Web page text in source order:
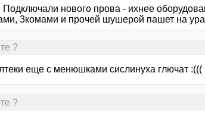
Подключали нового прова - ихнее
3комами и прочей шушерой пашет на
?
еще с менюшками сислинуха глючат :(((
?